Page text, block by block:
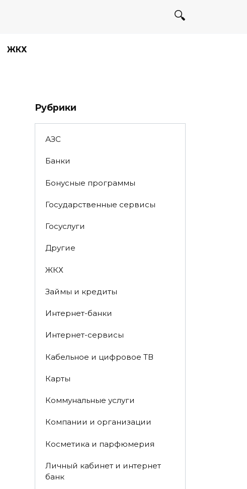
ЖКХ
Рубрики
АЗС
Банки
Бонусные программы
Государственные сервисы
Госуслуги
Другие
ЖКХ
Займы и кредиты
Интернет-банки
Интернет-сервисы
Кабельное и цифровое ТВ
Карты
Коммунальные услуги
Компании и организации
Косметика и парфюмерия
Личный кабинет и интернет
банк